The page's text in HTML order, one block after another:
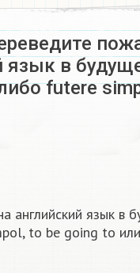
язык в
futere
английский язык в
to be going to